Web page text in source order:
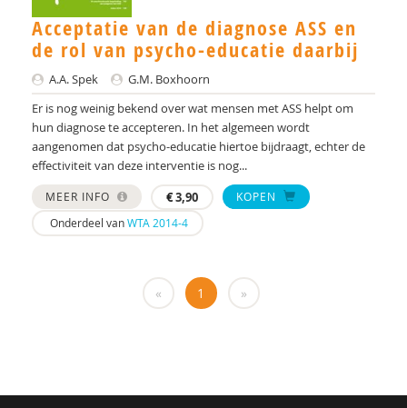
Tineke Backer van Ommeren
Tineke Backer van Ommeren-van der Meer
Jacqueline Bailly
Simon Baron-Cohen
AMC/de Bascule
Jojanneke Bastiaansen
Manon Begeer
werkgroep behandeling CASS18+
Acceptatie van de diagnose ASS en
de rol van psycho-educatie daarbij
A.A. Spek
G.M. Boxhoorn
Er is nog weinig bekend over wat mensen met ASS helpt om
hun diagnose te accepteren. In het algemeen wordt
aangenomen dat psycho-educatie hiertoe bijdraagt, echter de
effectiviteit van deze interventie is nog...
MEER INFO €3,90
KOPEN
Onderdeel vanWTA 2014-4
« 1 »